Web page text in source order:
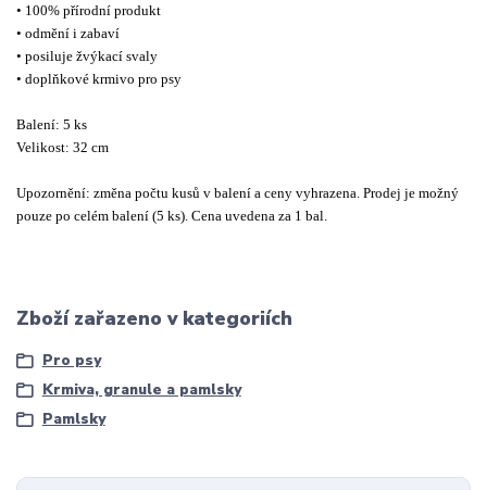
• 100% přírodní produkt
• odmění i zabaví
• posiluje žvýkací svaly
• doplňkové krmivo pro psy
Balení: 5 ks
Velikost: 32 cm
Upozornění: změna počtu kusů v balení a ceny vyhrazena. Prodej je možný
pouze po celém balení (5 ks). Cena uvedena za 1 bal.
Zboží zařazeno v kategoriích
Pro psy
Krmiva, granule a pamlsky
Pamlsky